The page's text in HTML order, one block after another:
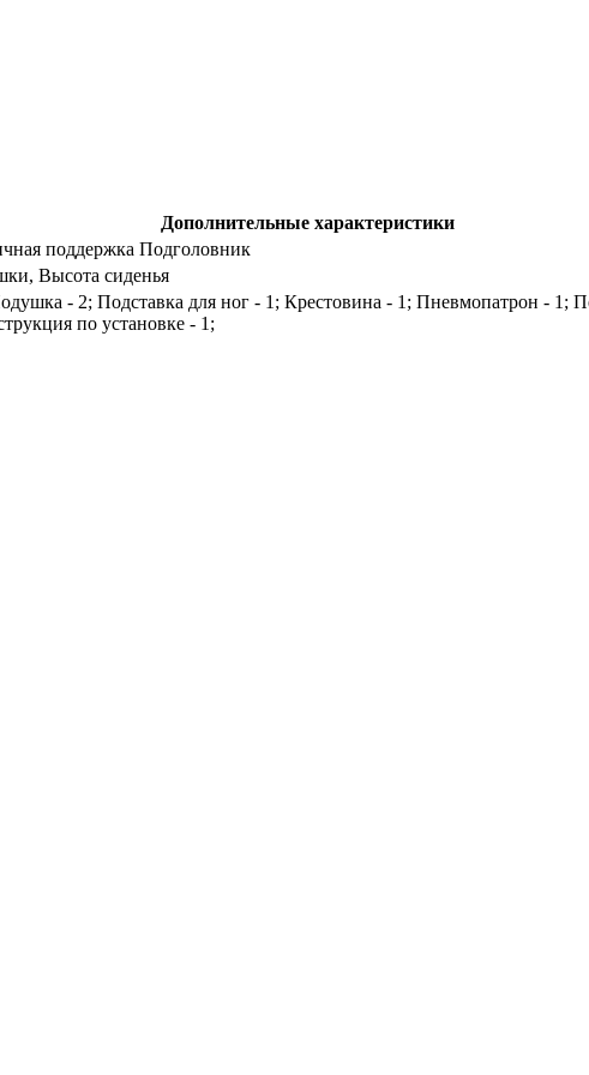
Дополнительные характеристики
поддержка Подголовник
Высота сиденья
- 2; Подставка для ног - 1; Крестовина - 1; Пневмопатрон - 1;
по установке - 1;